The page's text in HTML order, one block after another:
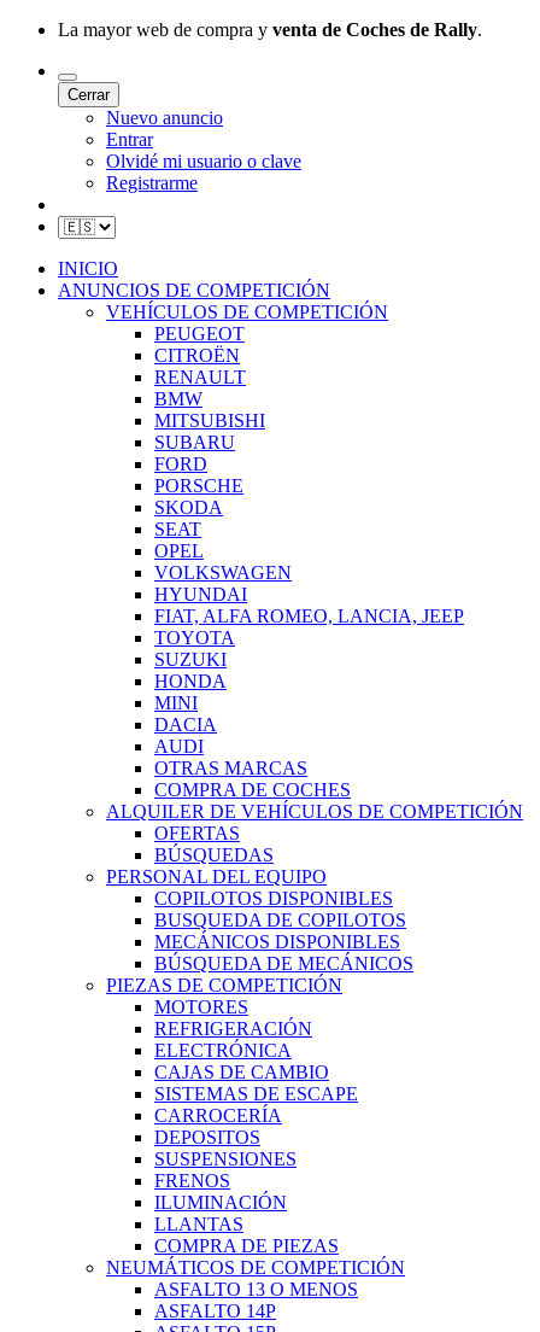
La mayor web de compra y venta de Coches de Rally.
Cerrar
Nuevo anuncio
Entrar
Olvidé mi usuario o clave
Registrarme
INICIO
ANUNCIOS DE COMPETICIÓN
VEHÍCULOS DE COMPETICIÓN
PEUGEOT
CITROËN
RENAULT
BMW
MITSUBISHI
SUBARU
FORD
PORSCHE
SKODA
SEAT
OPEL
VOLKSWAGEN
HYUNDAI
FIAT, ALFA ROMEO, LANCIA, JEEP
TOYOTA
SUZUKI
HONDA
MINI
DACIA
AUDI
OTRAS MARCAS
COMPRA DE COCHES
ALQUILER DE VEHÍCULOS DE COMPETICIÓN
OFERTAS
BÚSQUEDAS
PERSONAL DEL EQUIPO
COPILOTOS DISPONIBLES
BUSQUEDA DE COPILOTOS
MECÁNICOS DISPONIBLES
BÚSQUEDA DE MECÁNICOS
PIEZAS DE COMPETICIÓN
MOTORES
REFRIGERACIÓN
ELECTRÓNICA
CAJAS DE CAMBIO
SISTEMAS DE ESCAPE
CARROCERÍA
DEPOSITOS
SUSPENSIONES
FRENOS
ILUMINACIÓN
LLANTAS
COMPRA DE PIEZAS
NEUMÁTICOS DE COMPETICIÓN
ASFALTO 13 O MENOS
ASFALTO 14P